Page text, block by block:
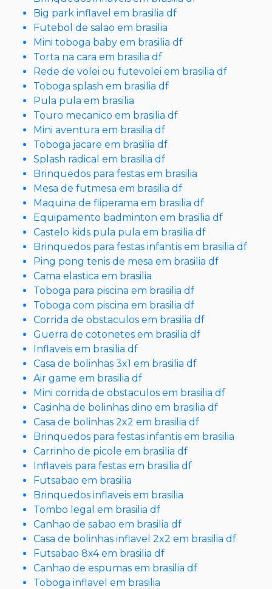
Big park inflavel em brasilia df
Futebol de salao em brasilia
Mini toboga baby em brasilia df
Torta na cara em brasilia df
Rede de volei ou futevolei em brasilia df
Toboga splash em brasilia df
Pula pula em brasilia
Touro mecanico em brasilia df
Mini aventura em brasilia df
Toboga jacare em brasilia df
Splash radical em brasilia df
Brinquedos para festas em brasilia
Mesa de futmesa em brasilia df
Maquina de fliperama em brasilia df
Equipamento badminton em brasilia df
Castelo kids pula pula em brasilia df
Brinquedos para festas infantis em brasilia df
Ping pong tenis de mesa em brasilia df
Cama elastica em brasilia
Toboga para piscina em brasilia df
Toboga com piscina em brasilia df
Corrida de obstaculos em brasilia df
Guerra de cotonetes em brasilia df
Inflaveis em brasilia df
Casa de bolinhas 3x1 em brasilia df
Air game em brasilia df
Mini corrida de obstaculos em brasilia df
Casinha de bolinhas dino em brasilia df
Casa de bolinhas 2x2 em brasilia df
Brinquedos para festas infantis em brasilia
Carrinho de picole em brasilia df
Inflaveis para festas em brasilia df
Futsabao em brasilia
Brinquedos inflaveis em brasilia
Tombo legal em brasilia df
Canhao de sabao em brasilia df
Casa de bolinhas inflavel 2x2 em brasilia df
Futsabao 8x4 em brasilia df
Canhao de espumas em brasilia df
Toboga inflavel em brasilia